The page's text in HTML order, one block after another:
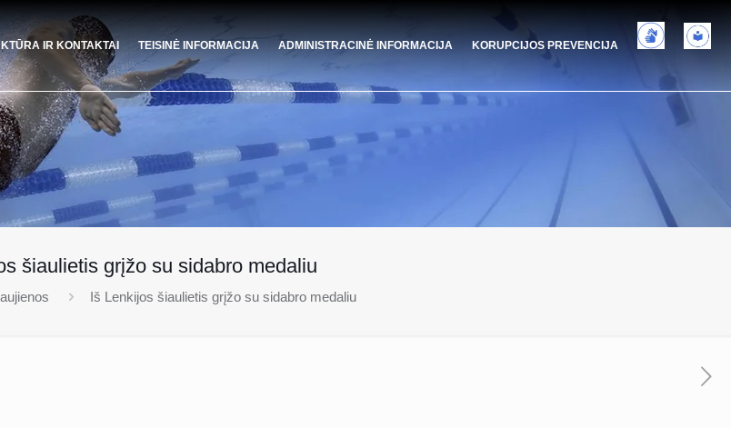
IR KONTAKTAI TEISINĖ INFORMACIJA ADMINISTRACINĖ INFORMACIJA KORUPCIJOS PREVENCIJA
šiaulietis grįžo su sidabro medaliu
Iš Lenkijos šiaulietis grįžo su sidabro medaliu